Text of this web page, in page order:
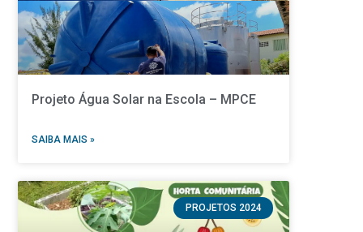
Projeto Água Solar na Escola – MPCE
SAIBA MAIS »
PROJETOS 2024